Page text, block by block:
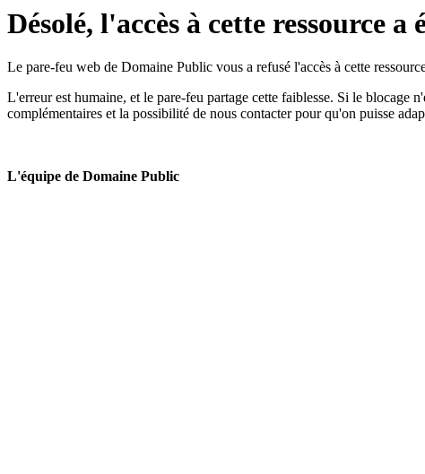
Désolé, l'accès à cette ressource a
Le pare-feu web de Domaine Public vous a refusé l'accès à cette
L'erreur est humaine, et le pare-feu partage cette faiblesse. Si le blocage
complémentaires et la possibilité de nous contacter pour qu'on puisse
L'équipe de Domaine Public